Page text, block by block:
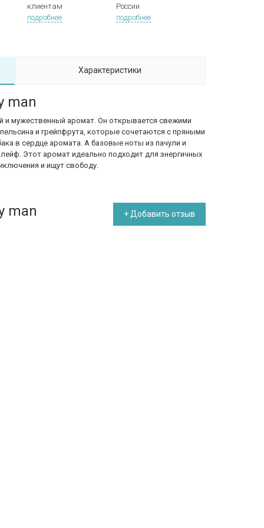
клиентам
подробнее
России
подробнее
Характеристики
man
и мужественный аромат. Он открывается свежими
и грейпфрута, которые сочетаются с пряными
в сердце аромата. А базовые ноты из пачули и
Этот аромат идеально подходит для энергичных
и ищут свободу.
man + Добавить отзыв